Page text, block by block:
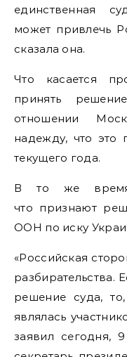
единственная
может привлечь
сказала она.
Что касается
принять
отношении
надежду, что это
текущего года.
В то же
что признают
ООН по иску
«Российская
разбирательства.
решение суда,
являлась
заявил сегодня,